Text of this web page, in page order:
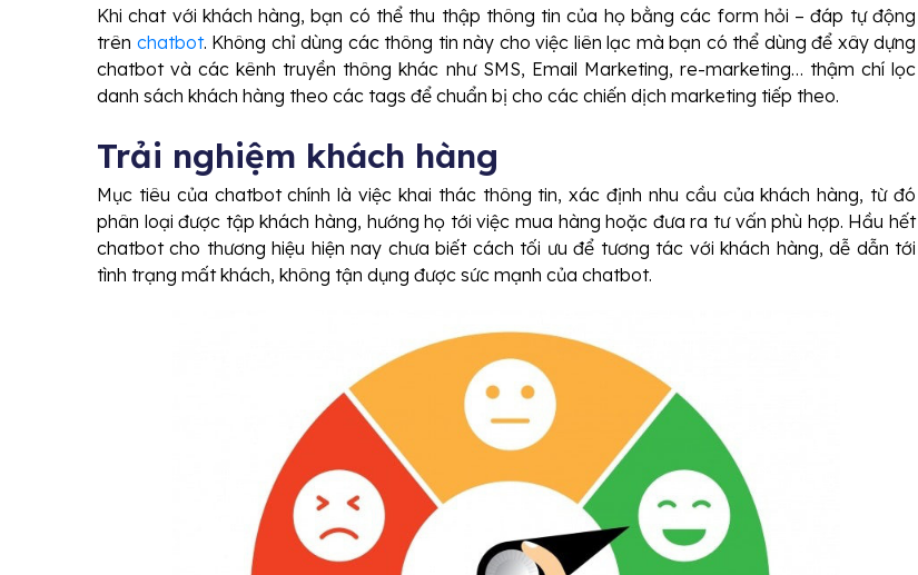
Khi chat với khách hàng, bạn có thể thu thập thông tin của họ bằng các form hỏi – đáp tự động
trên chatbot. Không chỉ dùng các thông tin này cho việc liên lạc mà bạn có thể dùng để xây dựng
chatbot và các kênh truyền thông khác như SMS, Email Marketing, re-marketing… thậm chí lọc
danh sách khách hàng theo các tags để chuẩn bị cho các chiến dịch marketing tiếp theo.
Trải nghiệm khách hàng
Mục tiêu của chatbot chính là việc khai thác thông tin, xác định nhu cầu của khách hàng, từ đó
phân loại được tập khách hàng, hướng họ tới việc mua hàng hoặc đưa ra tư vấn phù hợp. Hầu hết
chatbot cho thương hiệu hiện nay chưa biết cách tối ưu để tương tác với khách hàng, dễ dẫn tới
tình trạng mất khách, không tận dụng được sức mạnh của chatbot.